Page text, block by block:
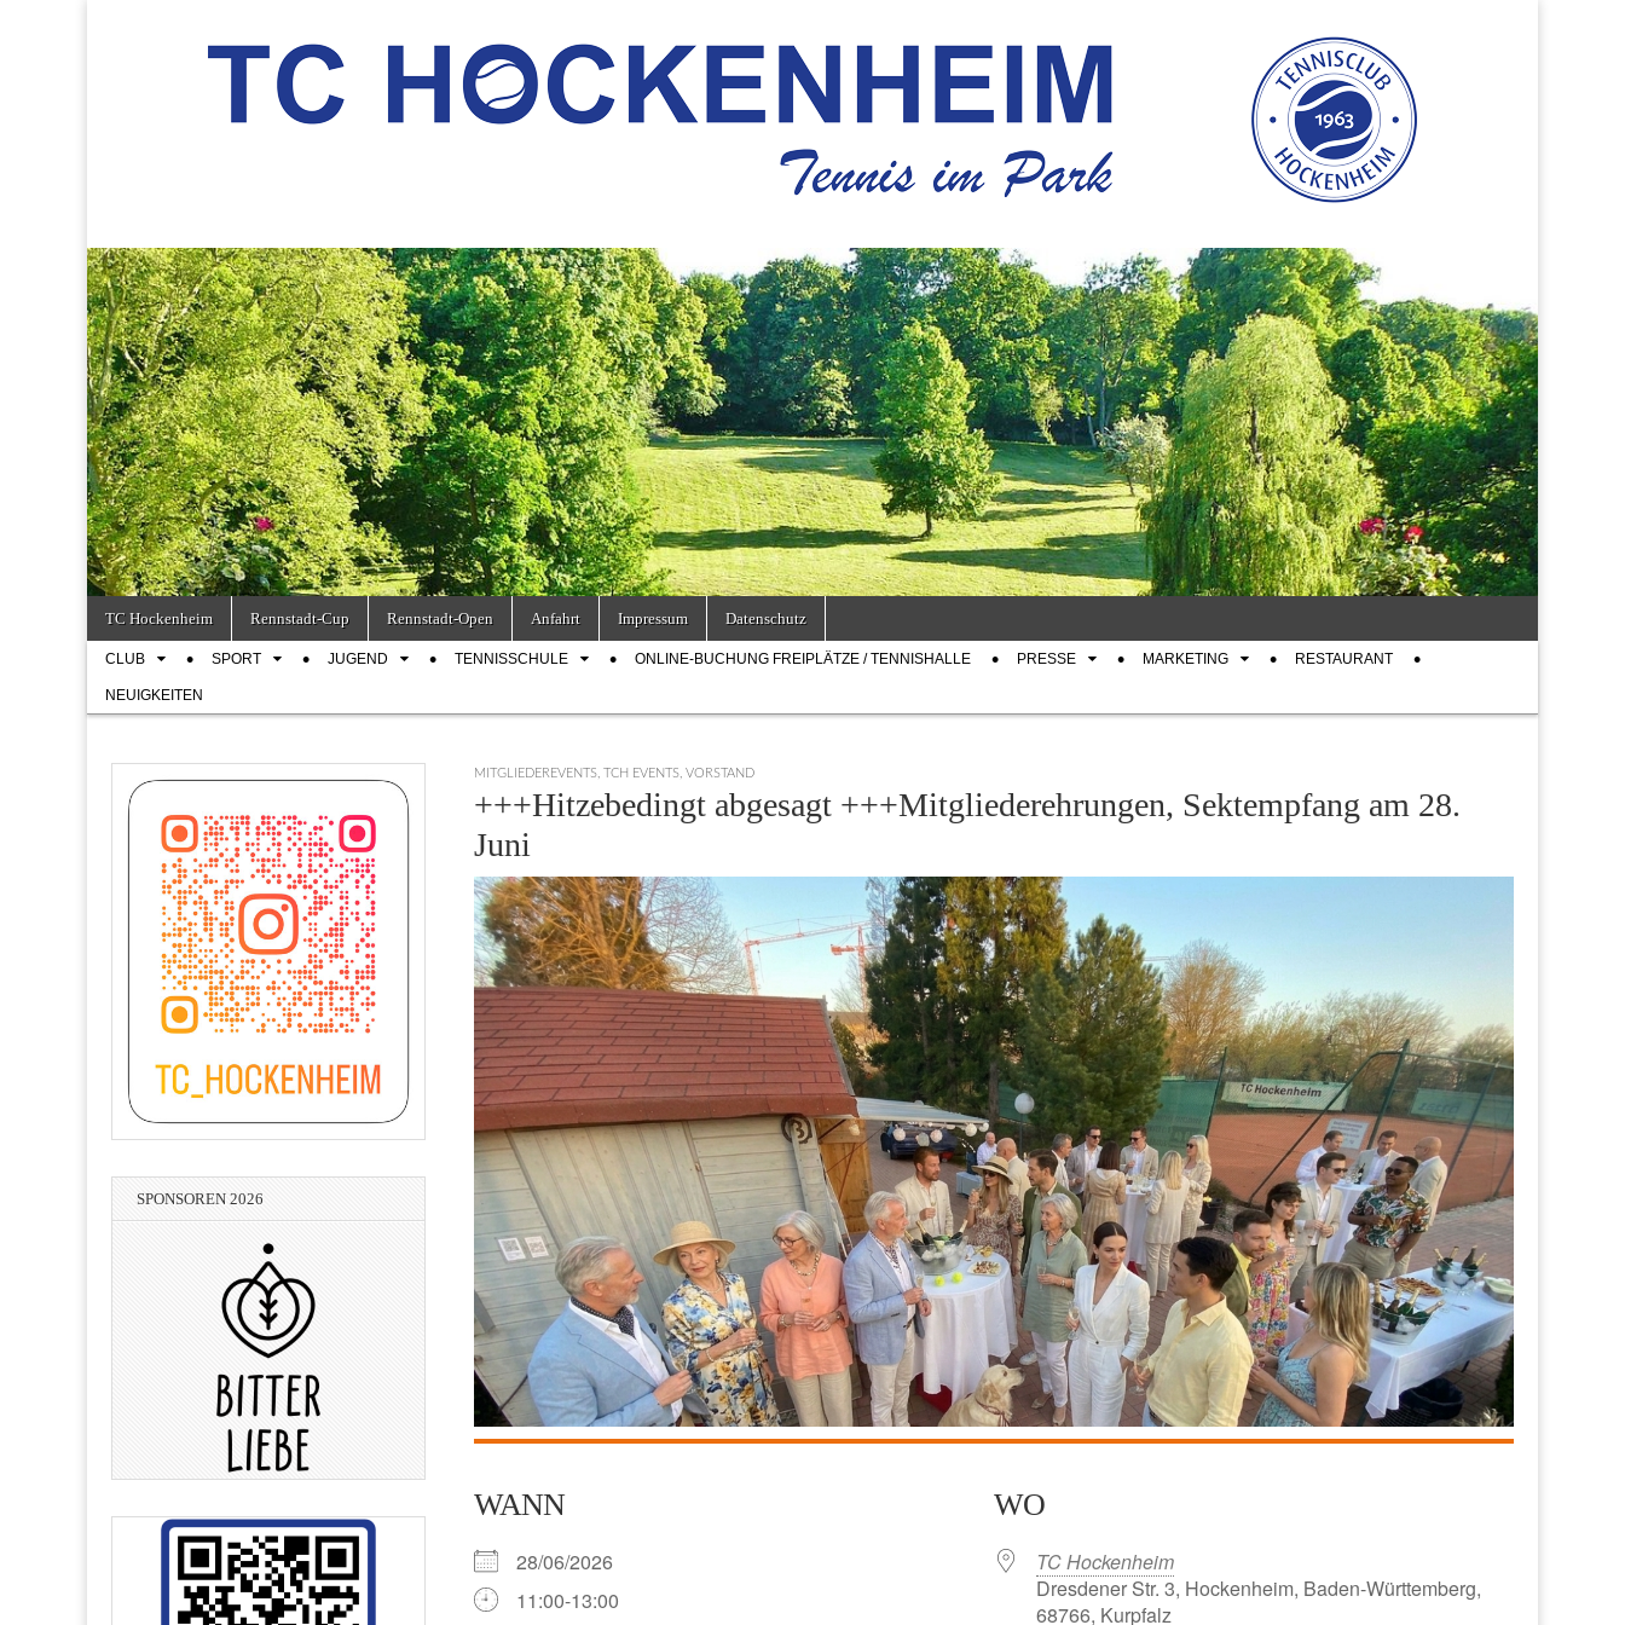
TC Hockenheim
Main
menu
content
TC Hockenheim Rennstadt-Cup Rennstadt-Open Anfahrt Impressum Datenschutz
SubCLUB SPORT JUGEND TENNISSCHULE ONLINE-BUCHUNG FREIPLÄTZE / TENNISHALLE PRESSE MARKETING RESTAURANT
NEUIGKEITEN
MITGLIEDEREVENTS TCH EVENTS VORSTAND
+++Hitzebedingt abgesagt +++Mitgliederehrungen, Sektempfang am 28.
Juni
WANN
28/06/2026
11:00-13:00
WO
TC Hockenheim
Dresdener Str. 3, Hockenheim, Baden-Württemberg,
68766, Kurpfalz
SPONSOREN 2026
Lean-Consulting - Hans-Peter